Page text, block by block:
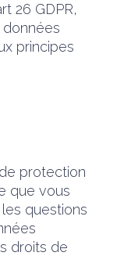
26 GDPR,
principes
protection
que vous
questions
droits de